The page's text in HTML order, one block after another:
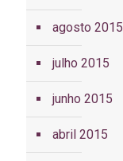
agosto 2015
julho 2015
junho 2015
abril 2015